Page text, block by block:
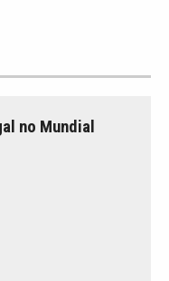
no Mundial